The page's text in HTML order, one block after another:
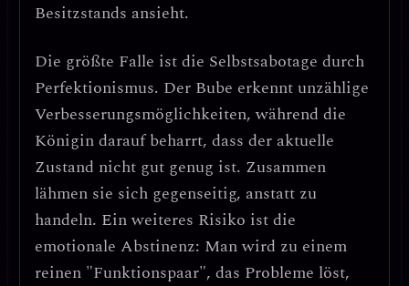
Besitzstands ansieht.
Die größte Falle ist die Selbstsabotage durch
Perfektionismus. Der Bube erkennt unzählige
Verbesserungsmöglichkeiten, während die
Königin darauf beharrt, dass der aktuelle
Zustand nicht gut genug ist. Zusammen
lähmen sie sich gegenseitig, anstatt zu
handeln. Ein weiteres Risiko ist die
emotionale Abstinenz: Man wird zu einem
reinen "Funktionspaar", das Probleme löst,